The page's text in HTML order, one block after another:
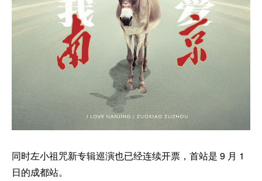
同时左小祖咒新专辑巡演也已经连续开票，首站是 9 月 1
日的成都站。